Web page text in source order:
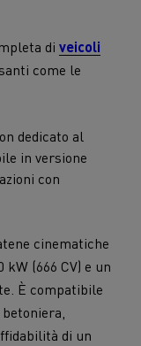
di veicoli
come le
dedicato al
in versione
con
cinematiche
(666 CV) e un
È compatibile
di un